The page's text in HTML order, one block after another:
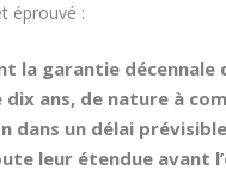
éprouvé :
la garantie décennale
dix ans, de nature à
dans un délai
leur étendue avant